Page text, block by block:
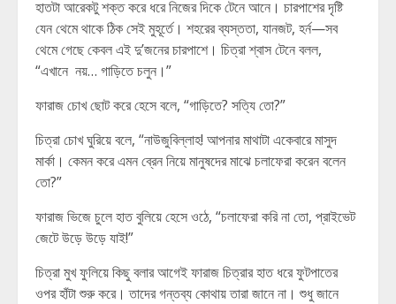
হাতটা আরেকটু শক্ত করে ধরে নিজের দিকে টেনে আনে। চারপাশের দৃষ্টি
যেন থেমে থাকে ঠিক সেই মুহূর্তে। শহরের ব্যস্ততা, যানজট, হর্ন—সব
থেমে গেছে কেবল এই দু’জনের চারপাশে। চিত্রা শ্বাস টেনে বলল,
“এখানে নয়… গাড়িতে চলুন।”
ফারাজ চোখ ছোট করে হেসে বলে, “গাড়িতে? সত্যি তো?”
চিত্রা চোখ ঘুরিয়ে বলে, “নাউজুবিল্লাহ! আপনার মাথাটা একেবারে মাসুদ
মার্কা। কেমন করে এমন ব্রেন নিয়ে মানুষদের মাঝে চলাফেরা করেন বলেন
তো?”
ফারাজ ভিজে চুলে হাত বুলিয়ে হেসে ওঠে, “চলাফেরা করি না তো, প্রাইভেট
জেটে উড়ে উড়ে যাই!”
চিত্রা মুখ ফুলিয়ে কিছু বলার আগেই ফারাজ চিত্রার হাত ধরে ফুটপাতের
ওপর হাঁটা শুরু করে। তাদের গন্তব্য কোথায় তারা জানে না। শুধু জানে